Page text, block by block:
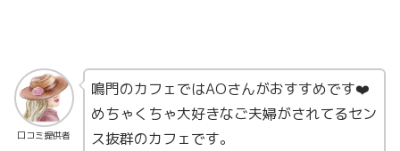
口コミ提供者
鳴門のカフェではAOさんがおすすめです❤️
めちゃくちゃ大好きなご夫婦がされてるセン
ス抜群のカフェです。